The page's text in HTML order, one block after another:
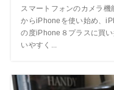
スマートフォンのカメラ
からiPhoneを使い始め、
の度iPhone８プラスに買
いやすく...